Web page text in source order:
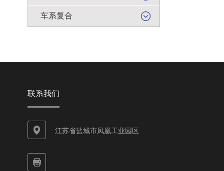
车系复合
联系我们
江苏省盐城市凤凰工业园区